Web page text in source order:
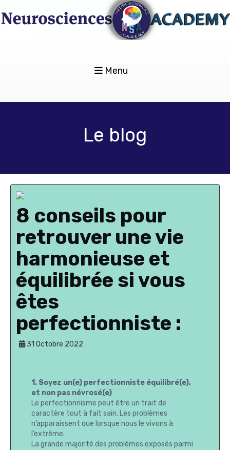
Menu
Le blog
8 conseils pour
retrouver une vie
harmonieuse et
équilibrée si vous
êtes
perfectionniste :
31 Octobre 2022
1. Soyez un(e) perfectionniste équilibré(e),
et non pas névrosé(e)
Le perfectionnisme peut être un trait de
caractère tout à fait sain. Les problèmes
n’apparaissent que lorsque nous le vivons à
l’extrême.
La grande majorité des problèmes exposés parmi